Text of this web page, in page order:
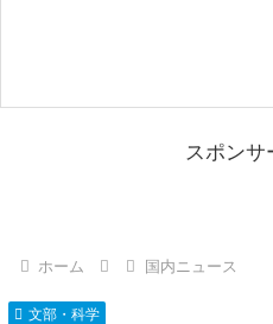
スポンサ
ホーム 国内ニュース
文部・科学